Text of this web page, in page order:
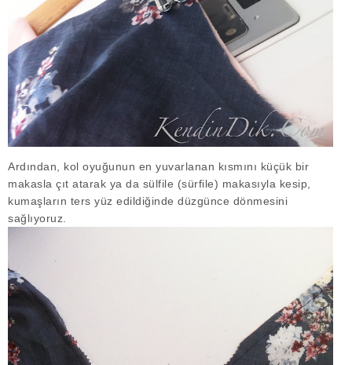
Ardından, kol oyuğunun en yuvarlanan kısmını küçük bir
makasla çıt atarak ya da sülfile (sürfile) makasıyla kesip,
kumaşların ters yüz edildiğinde düzgünce dönmesini
sağlıyoruz.